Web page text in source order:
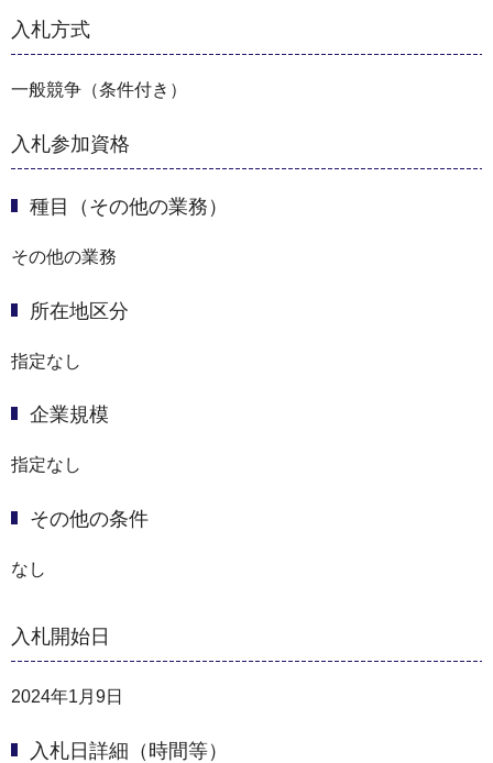
入札方式
一般競争（条件付き）
入札参加資格
種目（その他の業務）
その他の業務
所在地区分
指定なし
企業規模
指定なし
その他の条件
なし
入札開始日
2024年1月9日
入札日詳細（時間等）